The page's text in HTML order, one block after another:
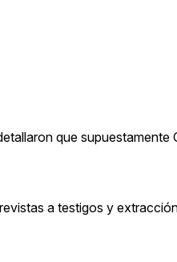
que supuestamente
a testigos y